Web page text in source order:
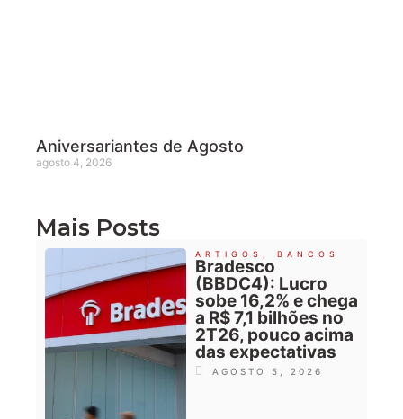
Aniversariantes de Agosto
agosto 4, 2026
Mais Posts
ARTIGOS BANCOS
Bradesco
(BBDC4): Lucro
sobe 16,2% e chega
a R$ 7,1 bilhões no
2T26, pouco acima
das expectativas
AGOSTO 5, 2026